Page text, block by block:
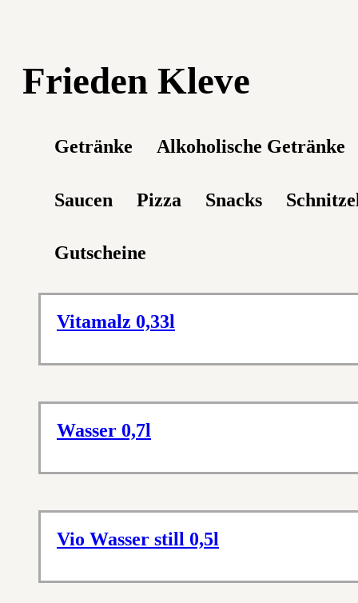
Frieden Kleve
Getränke Alkoholische Getränke
Saucen Pizza Snacks
Gutscheine
Vitamalz 0,33l
Wasser 0,7l
Vio Wasser still 0,5l